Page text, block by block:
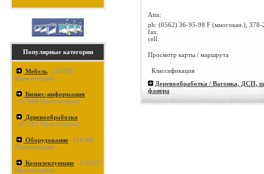
Популярные категории
Мебель (24239
Просмотров)
Бизнес-информация
(17880 Просмотров)
Деревообработка
(17767 Просмотров)
Оборудование (16380
Просмотров)
Комплектующие (16293
Просмотров)
Attn:
ph: (0562) 36-95-98 F (многокан.), 378-
fax:
cell:
Просмотр карты / маршрута
Классификация
Деревообработка / Вагонка, ДСП,
фанера